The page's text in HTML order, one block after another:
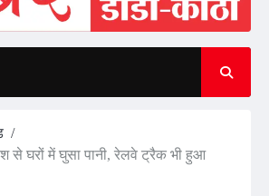
से घरों में घुसा पानी, रेलवे ट्रैक भी हुआ